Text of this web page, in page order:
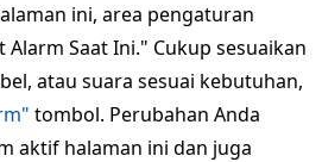
ini, area pengaturan
Saat Ini." Cukup sesuaikan
atau suara sesuai kebutuhan,
tombol. Perubahan Anda
aktif halaman ini dan juga